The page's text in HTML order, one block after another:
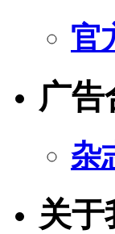
官
广告
杂
关于